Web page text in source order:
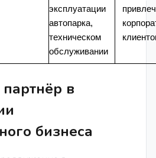
эксплуатации
автопарка,
техническом
обслуживании
в
бизнеса